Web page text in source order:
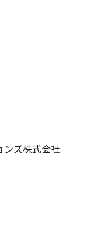
ンズ株式会社